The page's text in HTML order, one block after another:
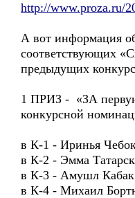
http://www.proza.ru/
А вот информация
соответствующих
предыдущих
1 ПРИЗ - «ЗА
конкурсной
в К-1 - Иринья
в К-2 - Эмма
в К-3 - Амушл
в К-4 - Михаил